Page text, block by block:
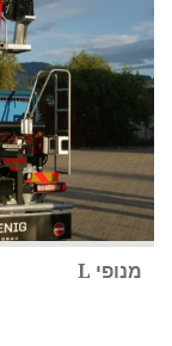
מנופי L